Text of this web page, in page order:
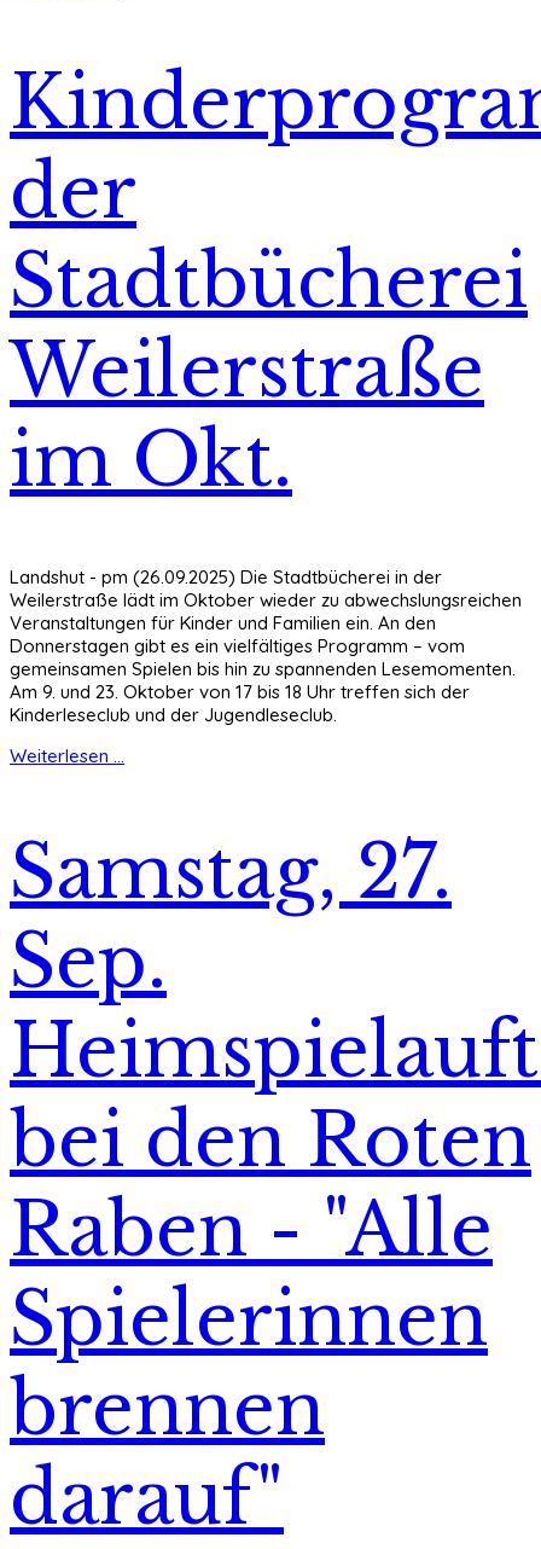
der
Stadtbücherei
Weilerstraße
im Okt.
Landshut - pm (26.09.2025) Die Stadtbücherei in der
Weilerstraße lädt im Oktober wieder zu abwechslungsreichen
Veranstaltungen für Kinder und Familien ein. An den
Donnerstagen gibt es ein vielfältiges Programm – vom
gemeinsamen Spielen bis hin zu spannenden Lesemomenten.
Am 9. und 23. Oktober von 17 bis 18 Uhr treffen sich der
Kinderleseclub und der Jugendleseclub.
Weiterlesen ...
Samstag, 27.
Sep.
bei den Roten
Raben - "Alle
Spielerinnen
brennen
darauf"